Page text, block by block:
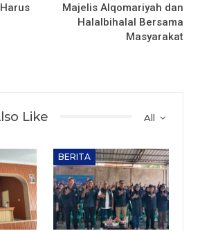
Majelis Alqomariyah dan
Halalbihalal Bersama
Masyarakat
All
Like
BERITA